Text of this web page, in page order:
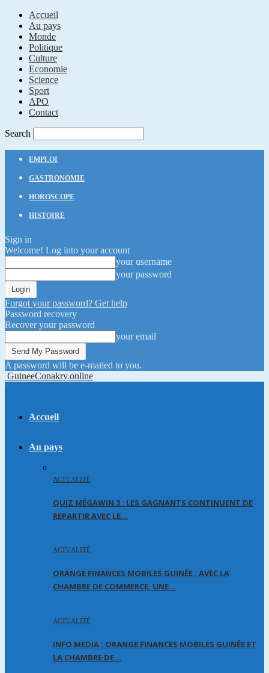
Accueil
Au pays
Monde
Politique
Culture
Economie
Science
Sport
APO
Contact
Search
EMPLOI
GASTRONOMIE
HOROSCOPE
HISTOIRE
Sign in
Welcome! Log into your account
your username
your password
Forgot your password? Get help
Password recovery
Recover your password
your email
A password will be e-mailed to you.
GuineeConakry.online
Accueil
Au pays
ACTUALITÉ
QUIZ MÉGAWIN 3 : LES GAGNANTS CONTINUENT DE
REPARTIR AVEC LE…
ACTUALITÉ
ORANGE FINANCES MOBILES GUINÉE : AVEC LA
CHAMBRE DE COMMERCE, UNE…
ACTUALITÉ
INFO MEDIA : ORANGE FINANCES MOBILES GUINÉE ET
LA CHAMBRE DE…